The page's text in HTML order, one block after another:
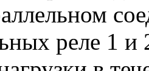
реле 1 и